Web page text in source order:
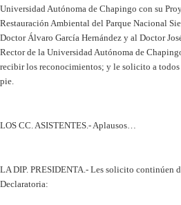
Universidad Autónoma de Chapingo con su
Restauración Ambiental del Parque Nacional
Doctor Álvaro García Hernández y al Doctor
Rector de la Universidad Autónoma de
recibir los reconocimientos; y le solicito a todos
pie.
LOS CC. ASISTENTES.- Aplausos…
LA DIP. PRESIDENTA.- Les solicito continúen
Declaratoria: